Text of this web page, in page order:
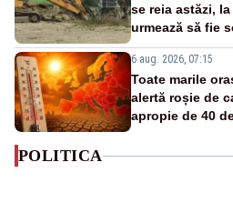
se reia astăzi,
urmează să fie
6 aug. 2026, 07:15
Toate marile
alertă roșie de
apropie de 40
POLITICA